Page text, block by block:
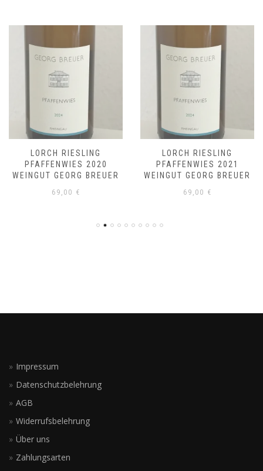
LORCH RIESLING
PFAFFENWIES 2020
WEINGUT GEORG BREUER
69,00 €
LORCH RIESLING
PFAFFENWIES 2021
WEINGUT GEORG BREUER
69,00 €
Impressum
Datenschutzbelehrung
AGB
Widerrufsbelehrung
Über uns
Zahlungsarten